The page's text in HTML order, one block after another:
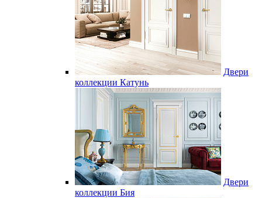
Двери
коллекции Катунь
Двери
коллекции Бия